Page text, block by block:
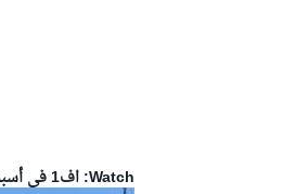
Watch: اف1 في أسبوع: أنتونيللي لا يُقهر في موناكو، استراتيجيات فيراري، حوادث وعقوبات بالجملة وصدمة لـ راسل